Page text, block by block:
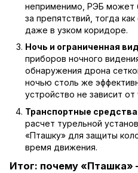
неприменимо, РЭБ может
за препятствий, тогда
даже в узком коридоре.
Ночь и ограниченная
приборов ночного
обнаружения дрона
ночью столь же
устройство не зависит
Транспортные
расчет турельной
«Пташку» для защиты
время движения.
Итог: почему